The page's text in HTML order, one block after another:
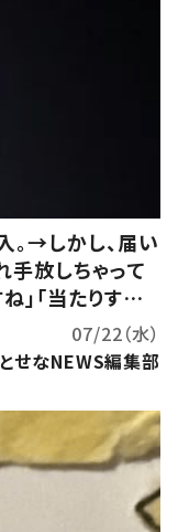
。→しかし、届い
放しちゃって
」「当たりすぎ
07/22（水）
とせなNEWS編集部